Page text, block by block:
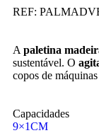
REF:
A paletina
sustentável. O
copos de
Capacidades
9×1CM